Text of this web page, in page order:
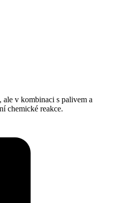
v kombinaci s palivem a
chemické reakce.